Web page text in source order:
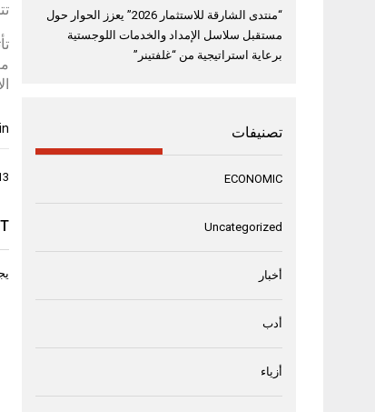
13 هدفاً تزين “ليلة الأساطير”
“منتدى الشارقة للاستثمار 2026” يعزز الحوار حول
مستقبل سلاسل الإمداد والخدمات اللوجستية
برعاية استراتيجية من “غلفتينر”
تصنيفات
ECONOMIC
Uncategorized
أخبار
أدب
أزياء